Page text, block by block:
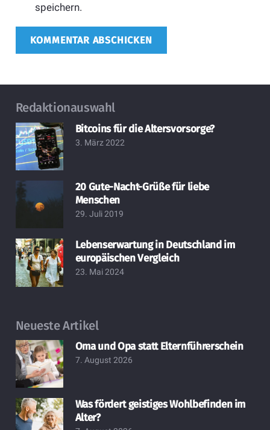
speichern.
KOMMENTAR ABSCHICKEN
Redaktionauswahl
Bitcoins für die Altersvorsorge?
3. März 2022
20 Gute-Nacht-Grüße für liebe
Menschen
29. Juli 2019
Lebenserwartung in Deutschland im
europäischen Vergleich
23. Mai 2024
Neueste Artikel
Oma und Opa statt Elternführerschein
7. August 2026
Was fördert geistiges Wohlbefinden im
Alter?